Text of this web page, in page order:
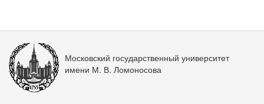
Московский государственный университет
имени М. В. Ломоносова